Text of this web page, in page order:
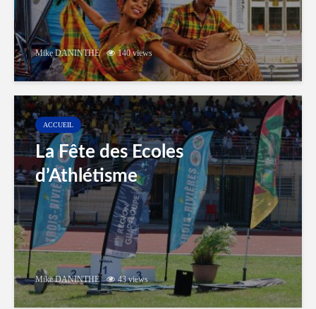
Mike DANINTHE 140 views
ACCUEIL
La Fête des Ecoles
d’Athlétisme
Mike DANINTHE 43 views